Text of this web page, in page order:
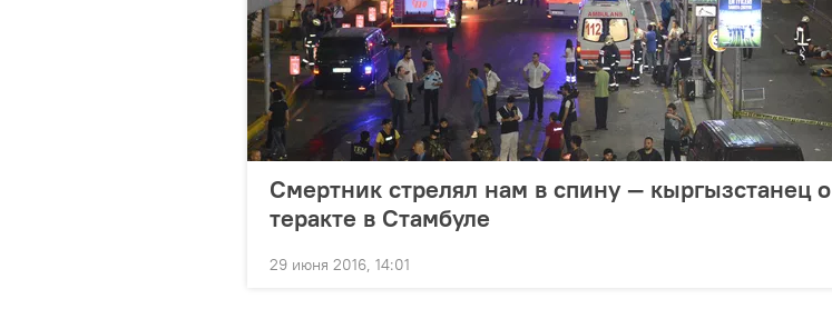
Смертник стрелял нам в спину — кыргызстанец о
теракте в Стамбуле
29 июня 2016, 14:01